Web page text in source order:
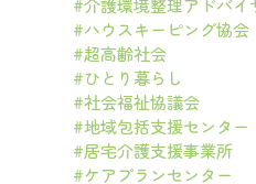
#ハウスキーピング協会
#超高齢社会
#ひとり暮らし
#社会福祉協議会
#地域包括支援センター
#居宅介護支援事業所
#ケアプランセンター